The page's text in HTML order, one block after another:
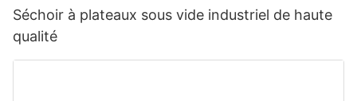
Séchoir à plateaux sous vide industriel de haute
qualité